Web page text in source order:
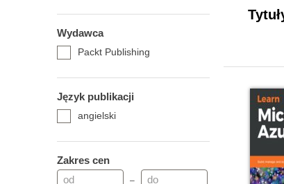
Wydawca
Packt Publishing
Język publikacji
angielski
Zakres cen
–